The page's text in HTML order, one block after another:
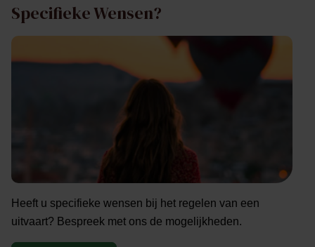
Specifieke Wensen?
Heeft u specifieke wensen bij het regelen van een
uitvaart? Bespreek met ons de mogelijkheden.